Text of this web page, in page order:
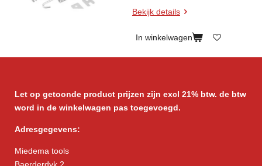
Bekijk details
In winkelwagen
Let op getoonde product prijzen zijn excl 21% btw. de btw
word in de winkelwagen pas toegevoegd.
Adresgegevens:
Miedema tools